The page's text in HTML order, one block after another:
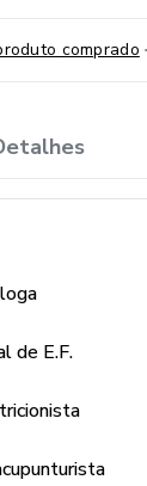
comprado
de E.F.